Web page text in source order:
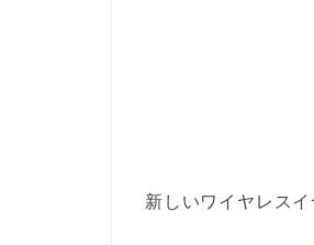
新しいワイヤレス